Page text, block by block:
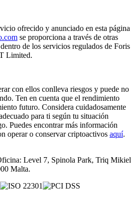
ofrecido y anunciado en esta página
se proporciona a través de otras
de los servicios regulados de Foris
Limited.
con ellos conlleva riesgos y puede no
Ten en cuenta que el rendimiento
futuro. Considera cuidadosamente
para ti según tu situación
Puedes encontrar más información
operar o conservar criptoactivos aquí.
Level 7, Spinola Park, Triq Mikiel
Malta.